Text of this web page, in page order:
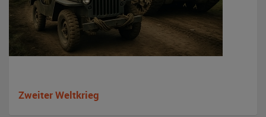
Zweiter Weltkrieg